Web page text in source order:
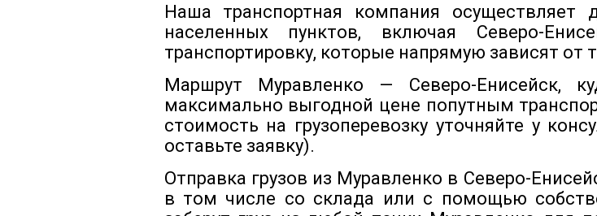
Наша транспортная компания
населенных пунктов, включая Северо-
транспортировку, которые напрямую зависят от
Маршрут Муравленко — Северо-Енисейск,
максимально выгодной цене попутным
стоимость на грузоперевозку уточняйте у
оставьте заявку).
Отправка грузов из Муравленко в Северо-
в том числе со склада или с помощью